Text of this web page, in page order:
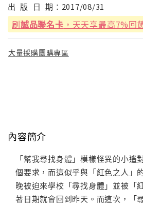
出 版 日 期： 2017/08/31
刷誠品聯名卡 ，天天享最高7%回
大量採購團購專區
內容簡介
「幫我尋找身體」模樣怪異的小遙
個要求，而這似乎與「紅色之人」
晚被迫來學校「尋找身體」並被「
著日期就會回到昨天。而這次，「